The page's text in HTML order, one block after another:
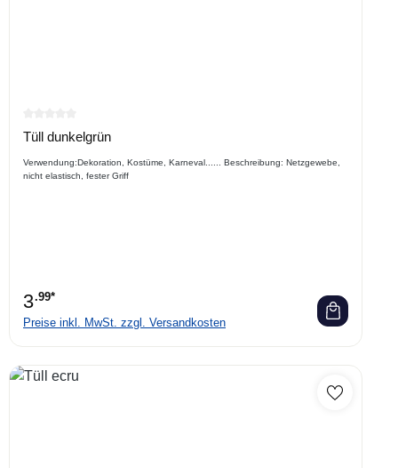
Durchschnittliche Bewertung von 0 von 5 Sternen
Tüll dunkelgrün
Verwendung:Dekoration, Kostüme, Karneval...... Beschreibung: Netzgewebe,
nicht elastisch, fester Griff
3.99*
Preise inkl. MwSt. zzgl. Versandkosten